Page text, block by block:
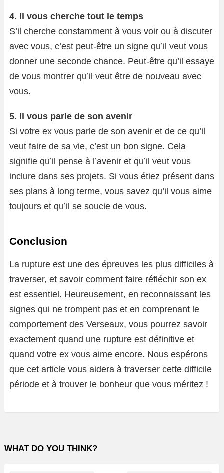
4. Il vous cherche tout le temps
S’il cherche constamment à vous voir ou à discuter
avec vous, c’est peut-être un signe qu’il veut vous
donner une seconde chance. Peut-être qu’il essaye
de vous montrer qu’il veut être de nouveau avec
vous.
5. Il vous parle de son avenir
Si votre ex vous parle de son avenir et de ce qu’il
veut faire de sa vie, c’est un bon signe. Cela
signifie qu’il pense à l’avenir et qu’il veut vous
inclure dans ses projets. Si vous étiez présent dans
ses plans à long terme, vous savez qu’il vous aime
toujours et qu’il se soucie de vous.
Conclusion
La rupture est une des épreuves les plus difficiles à
traverser, et savoir comment faire réfléchir son ex
est essentiel. Heureusement, en reconnaissant les
signes qui ne trompent pas et en comprenant le
comportement des Verseaux, vous pourrez savoir
exactement quand une rupture est définitive et
quand votre ex vous aime encore. Nous espérons
que cet article vous aidera à traverser cette difficile
période et à trouver le bonheur que vous méritez !
WHAT DO YOU THINK?